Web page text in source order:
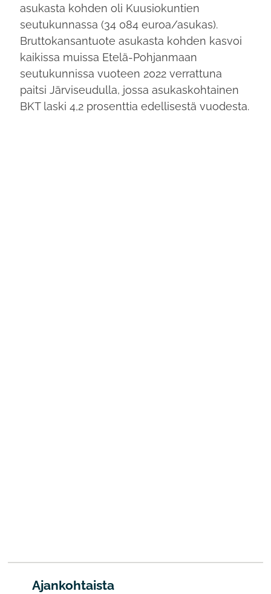
asukasta kohden oli Kuusiokuntien
seutukunnassa (34 084 euroa/asukas).
Bruttokansantuote asukasta kohden kasvoi
kaikissa muissa Etelä-Pohjanmaan
seutukunnissa vuoteen 2022 verrattuna
paitsi Järviseudulla, jossa asukaskohtainen
BKT laski 4,2 prosenttia edellisestä vuodesta.
Ajankohtaista